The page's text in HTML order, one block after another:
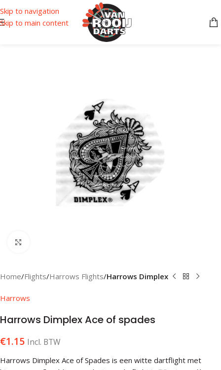
Skip to navigation
Skip to main content
Home Flights Harrows Flights Harrows Dimplex
Harrows
Harrows Dimplex Ace of spades
€1.15 Incl. BTW
Harrows Dimplex Ace of Spades is een witte dartflight met